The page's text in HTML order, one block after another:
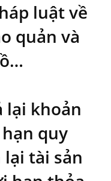
luật về
quản và
lại khoản
quy
tài sản